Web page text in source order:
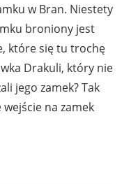
w Bran. Niestety
broniony jest
które się tu trochę
Drakuli, który nie
jego zamek? Tak
wejście na zamek